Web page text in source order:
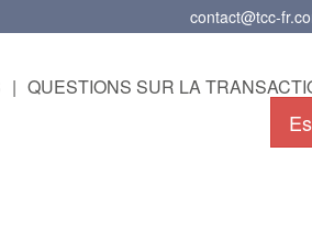
contact@tcc-
| QUESTIONS SUR LA